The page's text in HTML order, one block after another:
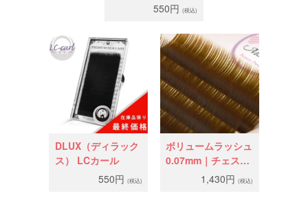
DLUX（ディラック
550円(税込)
DLUX（ディラック
ス） LCカール
550円 (税込)
ボリュームラッシュ
0.07mm｜チェスナ
ットブラウン
1,430円(税込)